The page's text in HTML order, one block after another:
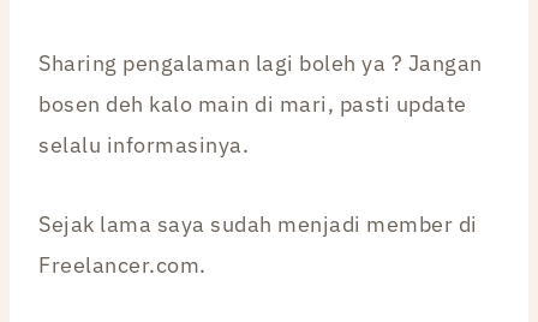
Sharing pengalaman lagi boleh ya ? Jangan
bosen deh kalo main di mari, pasti update
selalu informasinya.
Sejak lama saya sudah menjadi member di
Freelancer.com.